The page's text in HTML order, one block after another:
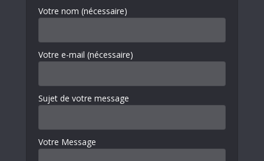
Votre nom (nécessaire)
Votre e-mail (nécessaire)
Sujet de votre message
Votre Message